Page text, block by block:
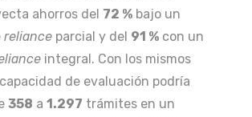
ahorros del 72 %bajo un
relianceparcial y del 91 %con un
integral. Con los mismos
de evaluación podría
358 a 1.297 trámites en un